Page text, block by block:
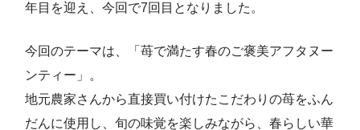
年目を迎え、今回で7回目となりました。
今回のテーマは、「苺で満たす春のご褒美アフタヌー
ンティー」。
地元農家さんから直接買い付けたこだわりの苺をふん
だんに使用し、旬の味覚を楽しみながら、春らしい華